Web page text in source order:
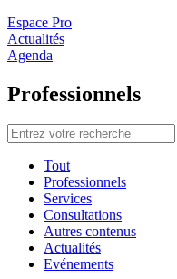
Espace Pro
Actualités
Agenda
Professionnels
Tout
Professionnels
Services
Consultations
Autres contenus
Actualités
Evénements